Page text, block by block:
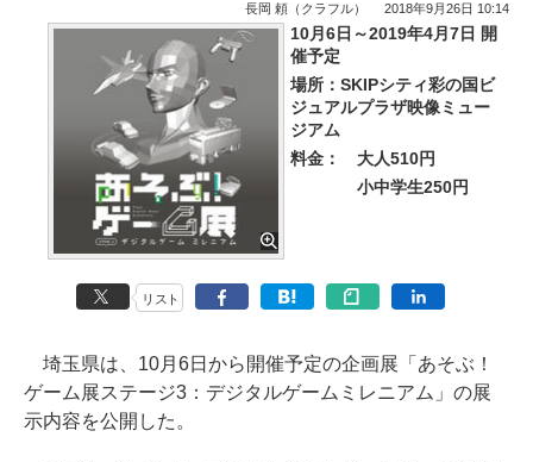
長岡 頼（クラフル） 2018年9月26日 10:14
10月6日～2019年4月7日 開
催予定
場所：SKIPシティ彩の国ビ
ジュアルプラザ映像ミュー
ジアム
料金：
大人510円
小中学生250円
リスト
埼玉県は、10月6日から開催予定の企画展「あそぶ！
ゲーム展ステージ3：デジタルゲームミレニアム」の展
示内容を公開した。